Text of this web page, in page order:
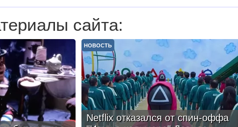
сайта:
Netflix отказался от спин-оффа
НОВОСТЬ